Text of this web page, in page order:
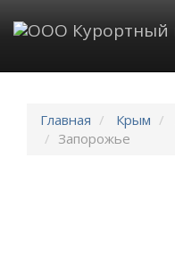
Главная Крым
Запорожье